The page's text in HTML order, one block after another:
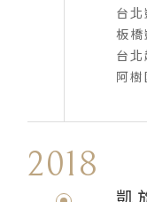
台
板橋
台
阿
2018